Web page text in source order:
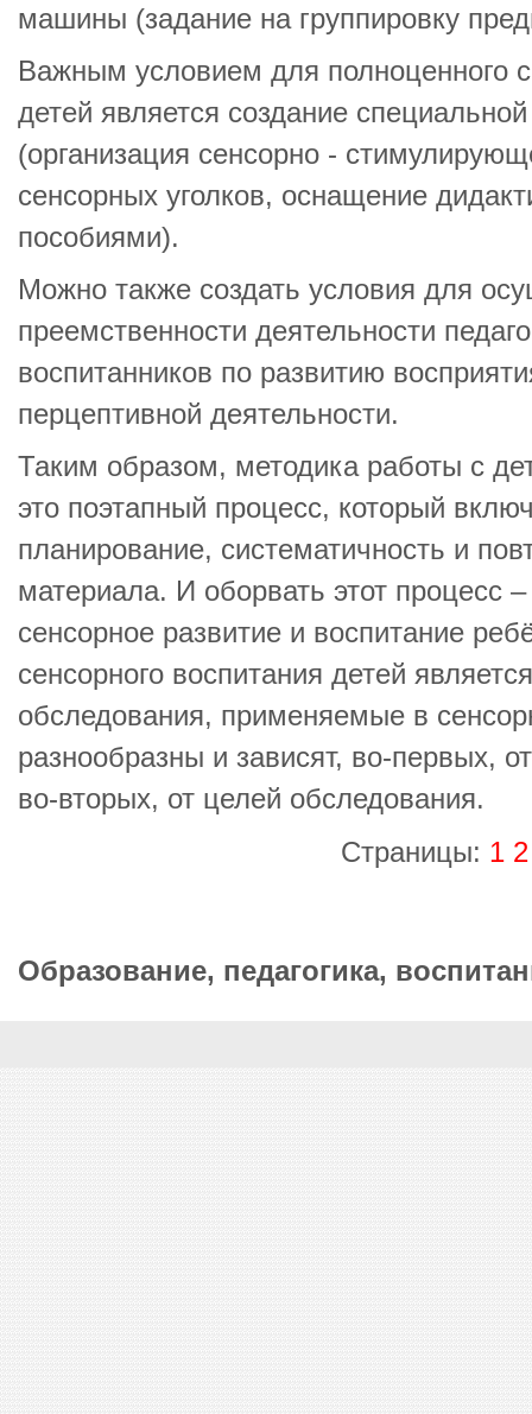
машины (задание на группировку
Важным условием для полноценного
детей является создание
(организация сенсорно -
сенсорных уголков, оснащение
пособиями).
Можно также создать условия для
преемственности деятельности
воспитанников по развитию
перцептивной деятельности.
Таким образом, методика работы с
это поэтапный процесс, который
планирование, систематичность и
материала. И оборвать этот процесс
сенсорное развитие и воспитание
сенсорного воспитания детей
обследования, применяемые в
разнообразны и зависят, во-первых,
во-вторых, от целей обследования.
Страницы: 1 2
Образование, педагогика,